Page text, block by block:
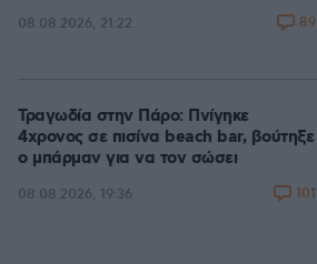
08.08.2026, 21:22 89
Τραγωδία στην Πάρο: Πνίγηκε
4χρονος σε πισίνα beach bar, βούτηξε
ο μπάρμαν για να τον σώσει
08.08.2026, 19:36 101